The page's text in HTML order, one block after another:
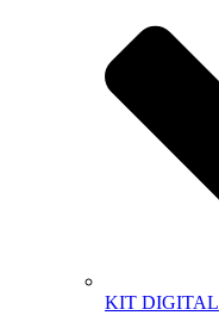
KIT DIGITAL